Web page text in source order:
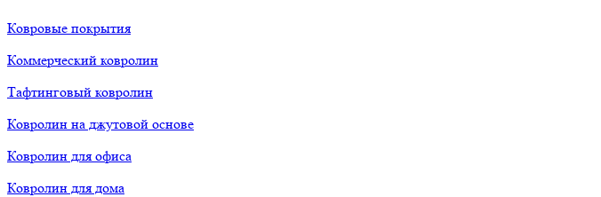
Ковровые покрытия
Коммерческий ковролин
Тафтинговый ковролин
Ковролин на джутовой основе
Ковролин для офиса
Ковролин для дома